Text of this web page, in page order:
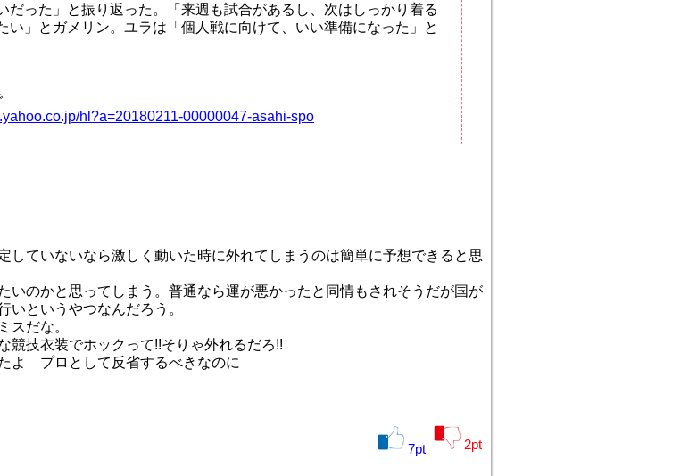
だった」と振り返った。「来週も試合があるし、次はしっかり着る
い」とガメリン。ユラは「個人戦に向けて、いい準備になった」と
hl?a=20180211-00000047-asahi-spo
していないなら激しく動いた時に外れてしまうのは簡単に予想できると思
いのかと思ってしまう。普通なら運が悪かったと同情もされそうだが国が
いというやつなんだろう。
スだな。
競技衣装でホックって!!そりゃ外れるだろ!!
よ プロとして反省するべきなのに
7pt 2pt